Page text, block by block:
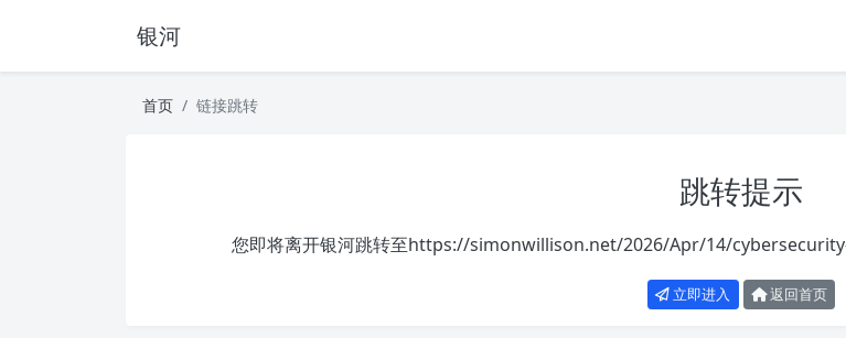
银河
首页 链接跳转
跳转提示
您即将离开银河跳转至https://simonwillison.net/2026/Apr/14/
立即进入 返回首页